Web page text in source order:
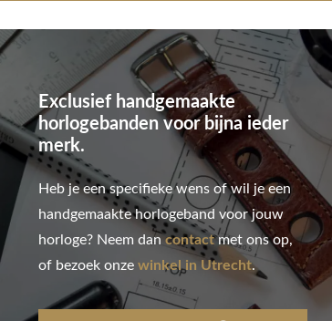
Exclusief handgemaakte
horlogebanden voor bijna ieder
merk.
Heb je een specifieke wens of wil je een
handgemaakte horlogeband voor jouw
horloge? Neem dancontactmet ons op,
of bezoek onzewinkel in Utrecht.